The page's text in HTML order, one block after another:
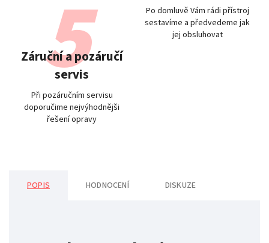
Po domluvě Vám rádi přístroj
sestavíme a předvedeme jak
jej obsluhovat
Záruční a pozáručí
servis
Při pozáručním servisu
doporučime nejvýhodnějši
řešení opravy
POPIS HODNOCENÍ DISKUZE